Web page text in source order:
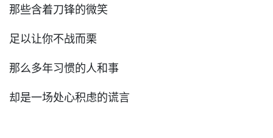
那些含着刀锋的微笑
足以让你不战而栗
那么多年习惯的人和事
却是一场处心积虑的谎言